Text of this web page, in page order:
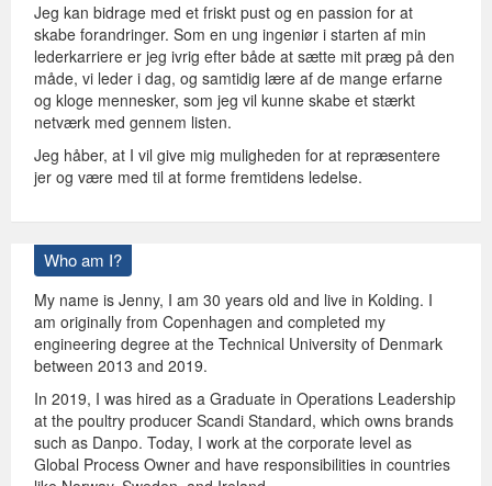
Jeg kan bidrage med et friskt pust og en passion for at
skabe forandringer. Som en ung ingeniør i starten af min
lederkarriere er jeg ivrig efter både at sætte mit præg på den
måde, vi leder i dag, og samtidig lære af de mange erfarne
og kloge mennesker, som jeg vil kunne skabe et stærkt
netværk med gennem listen.
Jeg håber, at I vil give mig muligheden for at repræsentere
jer og være med til at forme fremtidens ledelse.
Who am I?
My name is Jenny, I am 30 years old and live in Kolding. I
am originally from Copenhagen and completed my
engineering degree at the Technical University of Denmark
between 2013 and 2019.
In 2019, I was hired as a Graduate in Operations Leadership
at the poultry producer Scandi Standard, which owns brands
such as Danpo. Today, I work at the corporate level as
Global Process Owner and have responsibilities in countries